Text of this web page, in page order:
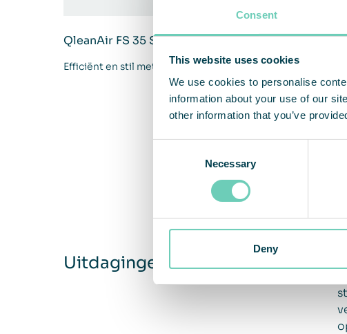
Consent
This website uses cookies
We use cookies to personalise
information about your use of our
other information that you’ve
Necessary
Deny
QleanAir FS 35 Standard
Efficiënt en stil met een kleine voetafdruk
Uitdagingen